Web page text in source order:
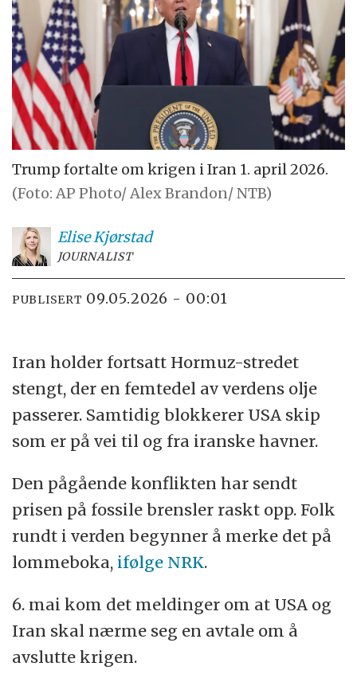
Trump fortalte om krigen i Iran 1. april 2026.
(Foto: AP Photo/ Alex Brandon/ NTB)
EliseKjørstad
JOURNALIST
PUBLISERT 09.05.2026 - 00:01
Iran holder fortsatt Hormuz-stredet
stengt, der en femtedel av verdens olje
passerer. Samtidig blokkerer USA skip
som er på vei til og fra iranske havner.
Den pågående konflikten har sendt
prisen på fossile brensler raskt opp. Folk
rundt i verden begynner å merke det på
lommeboka, ifølge NRK.
6. mai kom det meldinger om at USA og
Iran skal nærme seg en avtale om å
avslutte krigen.